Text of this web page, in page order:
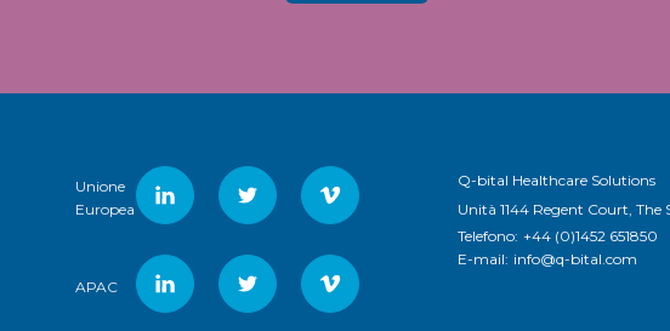
Unione
Europea
APAC
Q-bital Healthcare Solutions
Unità 1144 Regent Court, The
Telefono: +44 (0)1452 651850
E-mail: info@q-bital.com